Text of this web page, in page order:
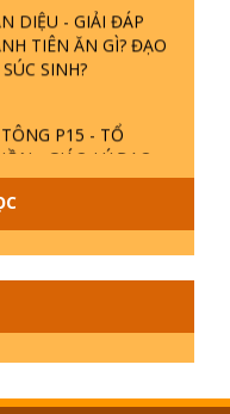
DIỆU - GIẢI ĐÁP
TIÊN ĂN GÌ? ĐẠO
SINH?
P15 - TỔ
- GIÁO LÝ ĐẠO
BẢN
LỢI PHẬT THẬT -